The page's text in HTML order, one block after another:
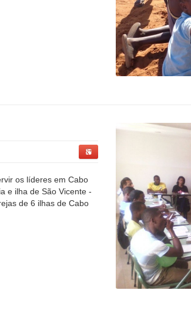
os líderes em Cabo
e ilha de São Vicente -
de 6 ilhas de Cabo